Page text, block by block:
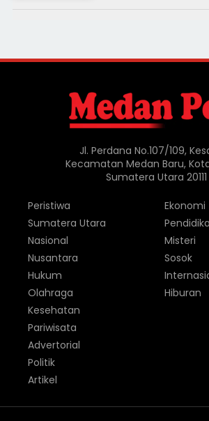
Jl. Perdana No.107/109,
Kecamatan Medan Baru,
Sumatera Utara 20111
Peristiwa
Sumatera Utara
Nasional
Nusantara
Hukum
Olahraga
Ekonomi
Misteri
Sosok
Hiburan
Kesehatan
Pariwisata
Advertorial
Politik
Artikel